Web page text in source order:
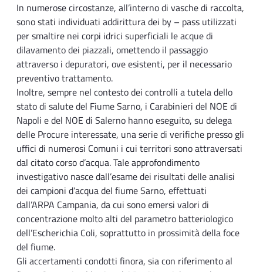
In numerose circostanze, all’interno di vasche di raccolta,
sono stati individuati addirittura dei by – pass utilizzati
per smaltire nei corpi idrici superficiali le acque di
dilavamento dei piazzali, omettendo il passaggio
attraverso i depuratori, ove esistenti, per il necessario
preventivo trattamento.
Inoltre, sempre nel contesto dei controlli a tutela dello
stato di salute del Fiume Sarno, i Carabinieri del NOE di
Napoli e del NOE di Salerno hanno eseguito, su delega
delle Procure interessate, una serie di verifiche presso gli
uffici di numerosi Comuni i cui territori sono attraversati
dal citato corso d’acqua. Tale approfondimento
investigativo nasce dall’esame dei risultati delle analisi
dei campioni d’acqua del fiume Sarno, effettuati
dall’ARPA Campania, da cui sono emersi valori di
concentrazione molto alti del parametro batteriologico
dell’Escherichia Coli, soprattutto in prossimità della foce
del fiume.
Gli accertamenti condotti finora, sia con riferimento al